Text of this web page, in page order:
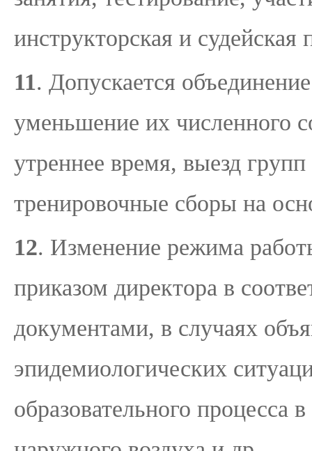
инструкторская и судейская
11. Допускается
уменьшение их численного
утреннее время, выезд
тренировочные сборы на
12. Изменение режима
приказом директора в
документами, в случаях
эпидемиологических
образовательного процесса